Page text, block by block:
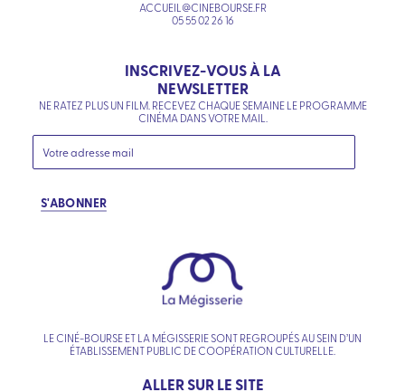
ACCUEIL@CINEBOURSE.FR
05 55 02 26 16
INSCRIVEZ-VOUS À LA
NEWSLETTER
NE RATEZ PLUS UN FILM. RECEVEZ CHAQUE SEMAINE LE PROGRAMME
CINÉMA DANS VOTRE MAIL.
S'ABONNER
LE CINÉ-BOURSE ET LA MÉGISSERIE SONT REGROUPÉS AU SEIN D’UN
ÉTABLISSEMENT PUBLIC DE COOPÉRATION CULTURELLE.
ALLER SUR LE SITE